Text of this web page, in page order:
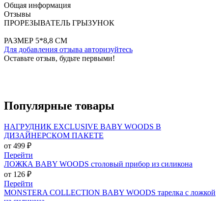
Общая информация
Отзывы
ПРОРЕЗЫВАТЕЛЬ ГРЫЗУНОК
РАЗМЕР 5*8,8 СМ
Для добавления отзыва авторизуйтесь
Оставьте отзыв, будьте первыми!
Популярные товары
НАГРУДНИК EXCLUSIVE BABY WOODS В
ДИЗАЙНЕРСКОМ ПАКЕТЕ
от 499 ₽
Перейти
ЛОЖКА BABY WOODS столовый прибор из силикона
от 126 ₽
Перейти
MONSTERA COLLECTION BABY WOODS тарелка с ложкой